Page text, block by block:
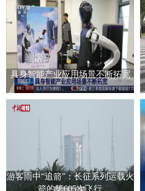
具身智能产业应用场景不断拓宽
游客雨中“追箭”：长征系列运载火
箭的第605次飞行